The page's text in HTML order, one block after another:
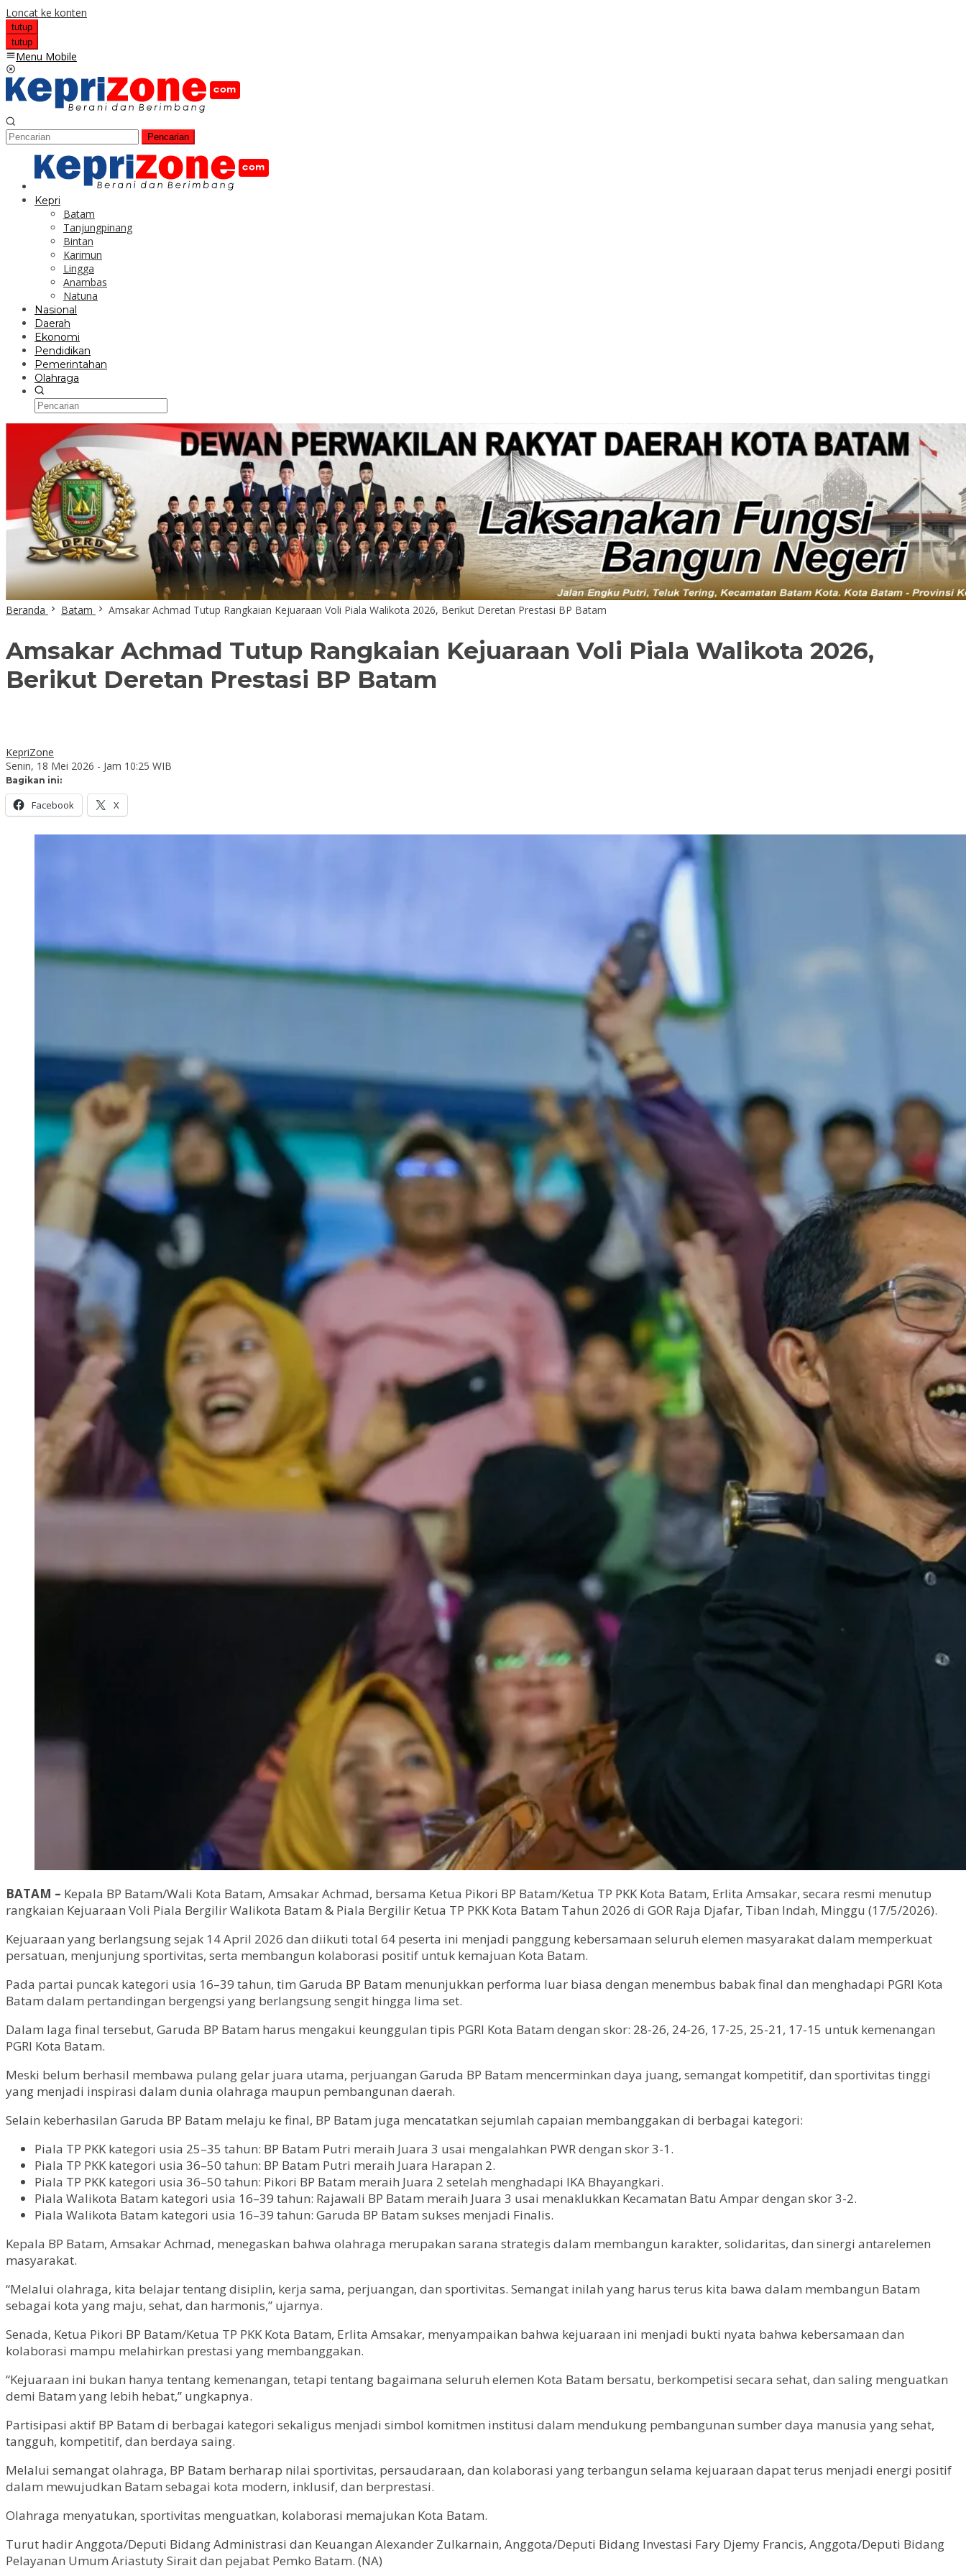
Loncat ke konten
tutup
tutup
Menu Mobile
Pencarian
Kepri
Batam
Tanjungpinang
Bintan
Karimun
Lingga
Anambas
Natuna
Nasional
Daerah
Ekonomi
Pendidikan
Pemerintahan
Olahraga
Beranda Batam Amsakar Achmad Tutup Rangkaian Kejuaraan Voli Piala Walikota 2026, Berikut Deretan Prestasi BP Batam
Amsakar Achmad Tutup Rangkaian Kejuaraan Voli Piala Walikota 2026,
Berikut Deretan Prestasi BP Batam
KepriZone
Senin, 18 Mei 2026 - Jam 10:25 WIB
Bagikan ini:
Facebook X
BATAM – Kepala BP Batam/Wali Kota Batam, Amsakar Achmad, bersama Ketua Pikori BP Batam/Ketua TP PKK Kota Batam, Erlita Amsakar, secara resmi menutup
rangkaian Kejuaraan Voli Piala Bergilir Walikota Batam & Piala Bergilir Ketua TP PKK Kota Batam Tahun 2026 di GOR Raja Djafar, Tiban Indah, Minggu (17/5/2026).
Kejuaraan yang berlangsung sejak 14 April 2026 dan diikuti total 64 peserta ini menjadi panggung kebersamaan seluruh elemen masyarakat dalam memperkuat
persatuan, menjunjung sportivitas, serta membangun kolaborasi positif untuk kemajuan Kota Batam.
Pada partai puncak kategori usia 16–39 tahun, tim Garuda BP Batam menunjukkan performa luar biasa dengan menembus babak final dan menghadapi PGRI Kota
Batam dalam pertandingan bergengsi yang berlangsung sengit hingga lima set.
Dalam laga final tersebut, Garuda BP Batam harus mengakui keunggulan tipis PGRI Kota Batam dengan skor: 28-26, 24-26, 17-25, 25-21, 17-15 untuk kemenangan
PGRI Kota Batam.
Meski belum berhasil membawa pulang gelar juara utama, perjuangan Garuda BP Batam mencerminkan daya juang, semangat kompetitif, dan sportivitas tinggi
yang menjadi inspirasi dalam dunia olahraga maupun pembangunan daerah.
Selain keberhasilan Garuda BP Batam melaju ke final, BP Batam juga mencatatkan sejumlah capaian membanggakan di berbagai kategori:
Piala TP PKK kategori usia 25–35 tahun: BP Batam Putri meraih Juara 3 usai mengalahkan PWR dengan skor 3-1.
Piala TP PKK kategori usia 36–50 tahun: BP Batam Putri meraih Juara Harapan 2.
Piala TP PKK kategori usia 36–50 tahun: Pikori BP Batam meraih Juara 2 setelah menghadapi IKA Bhayangkari.
Piala Walikota Batam kategori usia 16–39 tahun: Rajawali BP Batam meraih Juara 3 usai menaklukkan Kecamatan Batu Ampar dengan skor 3-2.
Piala Walikota Batam kategori usia 16–39 tahun: Garuda BP Batam sukses menjadi Finalis.
Kepala BP Batam, Amsakar Achmad, menegaskan bahwa olahraga merupakan sarana strategis dalam membangun karakter, solidaritas, dan sinergi antarelemen
masyarakat.
“Melalui olahraga, kita belajar tentang disiplin, kerja sama, perjuangan, dan sportivitas. Semangat inilah yang harus terus kita bawa dalam membangun Batam
sebagai kota yang maju, sehat, dan harmonis,” ujarnya.
Senada, Ketua Pikori BP Batam/Ketua TP PKK Kota Batam, Erlita Amsakar, menyampaikan bahwa kejuaraan ini menjadi bukti nyata bahwa kebersamaan dan
kolaborasi mampu melahirkan prestasi yang membanggakan.
“Kejuaraan ini bukan hanya tentang kemenangan, tetapi tentang bagaimana seluruh elemen Kota Batam bersatu, berkompetisi secara sehat, dan saling menguatkan
demi Batam yang lebih hebat,” ungkapnya.
Partisipasi aktif BP Batam di berbagai kategori sekaligus menjadi simbol komitmen institusi dalam mendukung pembangunan sumber daya manusia yang sehat,
tangguh, kompetitif, dan berdaya saing.
Melalui semangat olahraga, BP Batam berharap nilai sportivitas, persaudaraan, dan kolaborasi yang terbangun selama kejuaraan dapat terus menjadi energi positif
dalam mewujudkan Batam sebagai kota modern, inklusif, dan berprestasi.
Olahraga menyatukan, sportivitas menguatkan, kolaborasi memajukan Kota Batam.
Turut hadir Anggota/Deputi Bidang Administrasi dan Keuangan Alexander Zulkarnain, Anggota/Deputi Bidang Investasi Fary Djemy Francis, Anggota/Deputi Bidang
Pelayanan Umum Ariastuty Sirait dan pejabat Pemko Batam. (NA)